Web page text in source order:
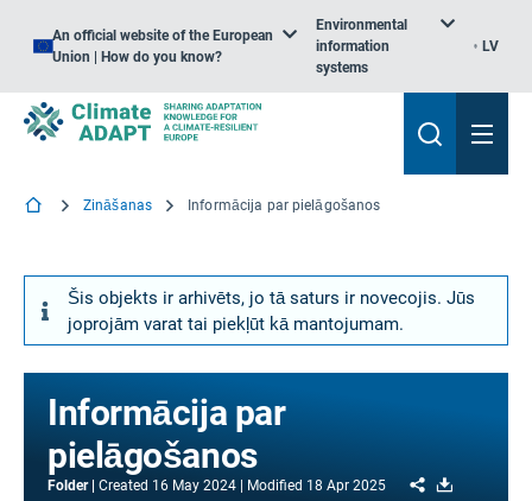
An official website of the European
Union | How do you know?
Environmental
information
systems
LV
Zināšanas Informācija par pielāgošanos
Šis objekts ir arhivēts, jo tā saturs ir novecojis. Jūs
joprojām varat tai piekļūt kā mantojumam.
Informācija par
pielāgošanos
Folder Created 16 May 2024 Modified 18 Apr 2025 Share